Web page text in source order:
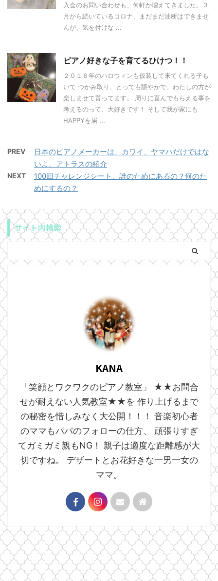
入会のお問い合わせも、何軒か増えてきました。３
月から続いているコロナ、まだまだ油断はできませ
んが、気を付けな ...
ピアノ好きな子を育てるひけつ！！
２０１６年のハロウィンも仮装して来てくれる子も
いて つかみ取り、とっても賑やかで、わたしの方が
楽しませて貰ってます。 周りに喜んでもらえる事を
考えるのって、大好きです！ そして我が家にも
HAPPYを届 ...
PREV
日本のピアノメーカーは、カワイ、ヤマハだけではな
いよ。アトラスの紹介
NEXT
100回チャレンジシート、誰のためにあるの？何のた
めにするの？
サイト内検索
KANA
「笑顔とワクワクのピアノ教室」 ★★お問合
せが耐えない人気教室★★を 作り上げるまで
の秘密を惜しみなく大公開！！！ 音楽初心者
のママもパパのフォローの仕方、 頑張りすぎ
てガミガミ親もNG！ 親子は適度な距離感が大
切ですね。 デザートとお花好きな一男一女の
ママ。